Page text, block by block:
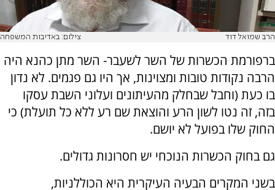
הרב שמואל דוד צילום: באדיבות המשפחה
ברפורמת הכשרות של השר לשעבר- השר מתן כהנא היה
הרבה נקודות טובות ומצוינות, אך היו גם פגמים. לא נדון
בו כעת (וחבל שבחלק מהעיתונים ועלוני השבת עסקו
בזה, זה נטו לשון הרע והוצאת שם רע ללא כל תועלת) כי
החוק שלו בפועל לא יושם.
גם בחוק הכשרות הנוכחי יש חסרונות גדולים.
בשני המקרים הבעיה העיקרית היא הכוללניות,